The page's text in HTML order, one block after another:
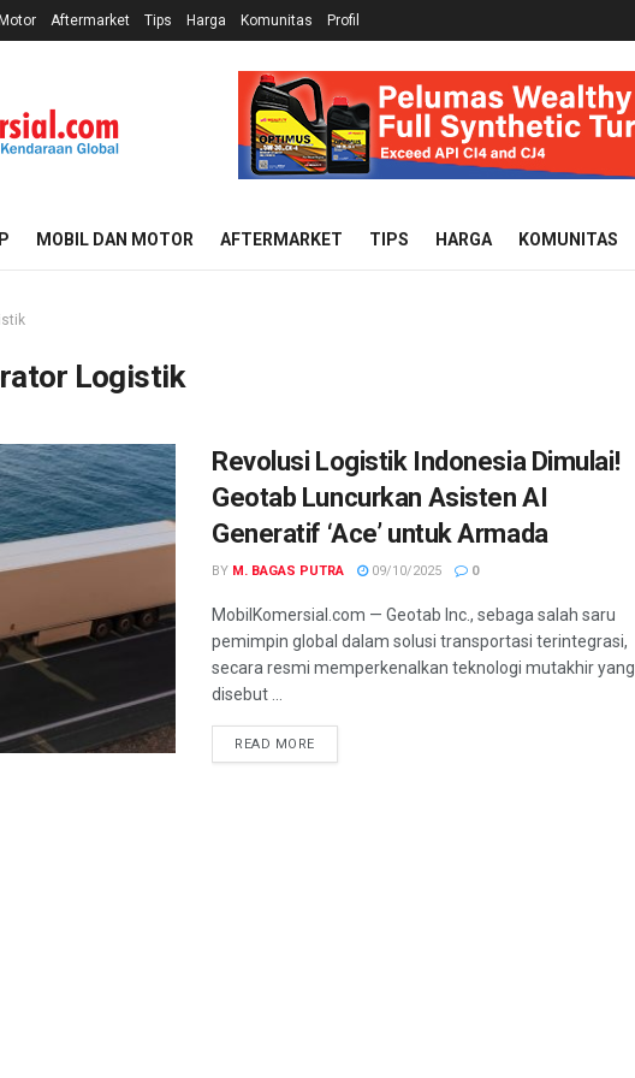
Aftermarket Tips Harga Komunitas Profil
MOBIL DAN MOTOR AFTERMARKET TIPS HARGA KOMUNITAS
Logistik
Revolusi Logistik Indonesia Dimulai!
Geotab Luncurkan Asisten AI
Generatif ‘Ace’ untuk Armada
BY M. BAGAS PUTRA 09/10/2025 0
MobilKomersial.com — Geotab Inc., sebaga salah saru
pemimpin global dalam solusi transportasi terintegrasi,
secara resmi memperkenalkan teknologi mutakhir yang
disebut ...
READ MORE